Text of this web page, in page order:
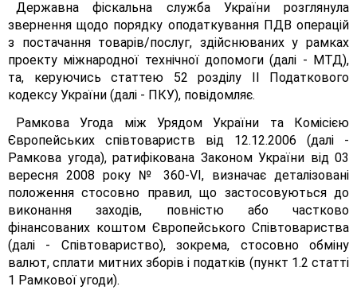
Державна фіскальна служба України розглянула
звернення щодо порядку оподаткування ПДВ операцій
з постачання товарів/послуг, здійснюваних у рамках
проекту міжнародної технічної допомоги (далі - МТД),
та, керуючись статтею 52 розділу II Податкового
кодексу України (далі - ПКУ), повідомляє.
Рамкова Угода між Урядом України та Комісією
Європейських співтовариств від 12.12.2006 (далі -
Рамкова угода), ратифікована Законом України від 03
вересня 2008 року № 360-VI, визначає деталізовані
положення стосовно правил, що застосовуються до
виконання заходів, повністю або частково
фінансованих коштом Європейського Співтовариства
(далі - Співтовариство), зокрема, стосовно обміну
валют, сплати митних зборів і податків (пункт 1.2 статті
1 Рамкової угоди).